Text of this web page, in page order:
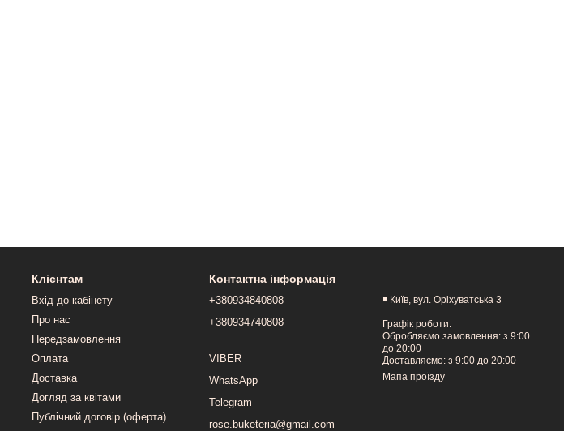
Клієнтам
Вхід до кабінету
Про нас
Передзамовлення
Оплата
Доставка
Догляд за квітами
Публічний договір (оферта)
Контактна інформація
+380934840808
+380934740808
VIBER
WhatsApp
Telegram
rose.buketeria@gmail.com
◾️ Київ, вул. Оріхуватська 3
Графік роботи:
Обробляємо замовлення: з 9:00
до 20:00
Доставляємо: з 9:00 до 20:00
Мапа проїзду